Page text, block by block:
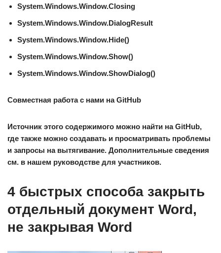
System.Windows.Window.Closing
System.Windows.Window.DialogResult
System.Windows.Window.Hide()
System.Windows.Window.Show()
System.Windows.Window.ShowDialog()
Совместная работа с нами на GitHub
Источник этого содержимого можно найти на GitHub,
где также можно создавать и просматривать проблемы
и запросы на вытягивание. Дополнительные сведения
см. в нашем руководстве для участников.
4 быстрых способа закрыть
отдельный документ Word,
не закрывая Word